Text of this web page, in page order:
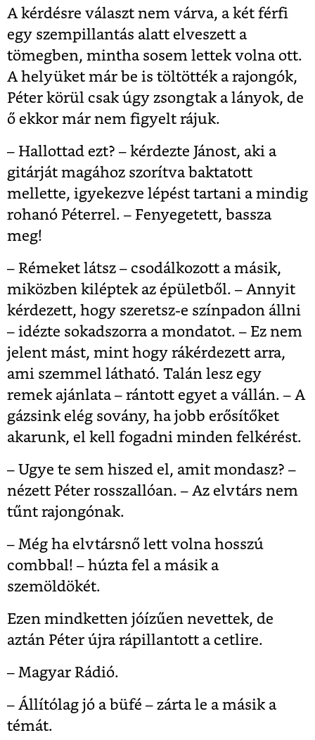
A kérdésre választ nem várva, a két férfi
egy szempillantás alatt elveszett a
tömegben, mintha sosem lettek volna ott.
A helyüket már be is töltötték a rajongók,
Péter körül csak úgy zsongtak a lányok, de
ő ekkor már nem figyelt rájuk.
– Hallottad ezt? – kérdezte Jánost, aki a
gitárját magához szorítva baktatott
mellette, igyekezve lépést tartani a mindig
rohanó Péterrel. – Fenyegetett, bassza
meg!
– Rémeket látsz – csodálkozott a másik,
miközben kiléptek az épületből. – Annyit
kérdezett, hogy szeretsz-e színpadon állni
– idézte sokadszorra a mondatot. – Ez nem
jelent mást, mint hogy rákérdezett arra,
ami szemmel látható. Talán lesz egy
remek ajánlata – rántott egyet a vállán. – A
gázsink elég sovány, ha jobb erősítőket
akarunk, el kell fogadni minden felkérést.
– Ugye te sem hiszed el, amit mondasz? –
nézett Péter rosszallóan. – Az elvtárs nem
tűnt rajongónak.
– Még ha elvtársnő lett volna hosszú
combbal! – húzta fel a másik a
szemöldökét.
Ezen mindketten jóízűen nevettek, de
aztán Péter újra rápillantott a cetlire.
– Magyar Rádió.
– Állítólag jó a büfé – zárta le a másik a
témát.